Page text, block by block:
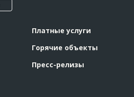
Платные услуги
Горячие объекты
Пресс-релизы